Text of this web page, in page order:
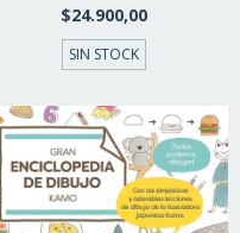
$24.900,00
SIN STOCK